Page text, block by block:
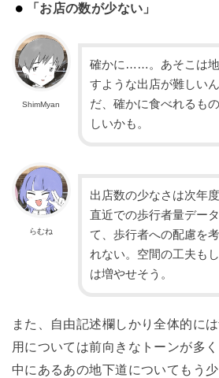
「お店の数が少ない」
ShimMyan
確かに……。あそこは地
すような出店が難しい
だ、確かに食べれるも
しいかも。
らむね
出店数の少なさは次年
直近での歩行者量デー
て、歩行者への配慮を
れない。空間の工夫も
は増やせそう。
また、自由記述欄しかり全体的に
用については前向きなトーンが多
中にあるあの地下道についてもう